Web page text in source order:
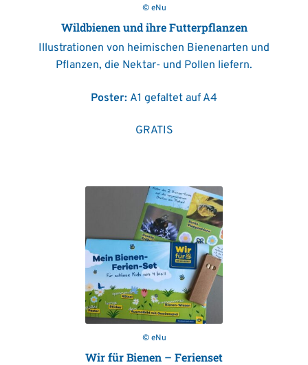
© eNu
Wildbienen und ihre Futterpflanzen
Illustrationen von heimischen Bienenarten und
Pflanzen, die Nektar- und Pollen liefern.
Poster: A1 gefaltet auf A4
GRATIS
© eNu
Wir für Bienen – Ferienset